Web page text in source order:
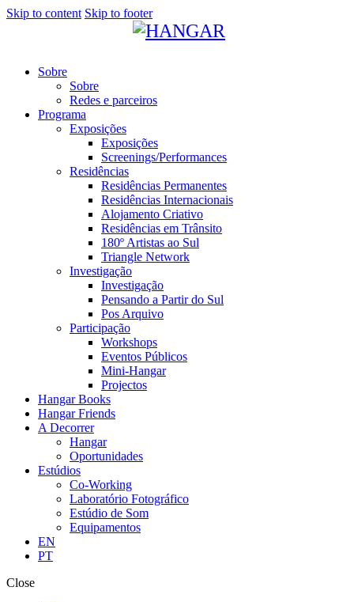
Skip to content Skip to footer
Sobre
Sobre
Redes e parceiros
Programa
Exposições
Exposições
Screenings/Performances
Residências
Residências Permanentes
Residências Internacionais
Alojamento Criativo
Residências em Trânsito
180º Artistas ao Sul
Triangle Network
Investigação
Investigação
Pensando a Partir do Sul
Pos Arquivo
Participação
Workshops
Eventos Públicos
Mini-Hangar
Projectos
Hangar Books
Hangar Friends
A Decorrer
Hangar
Oportunidades
Estúdios
Co-Working
Laboratório Fotográfico
Estúdio de Som
Equipamentos
EN
PT
Close